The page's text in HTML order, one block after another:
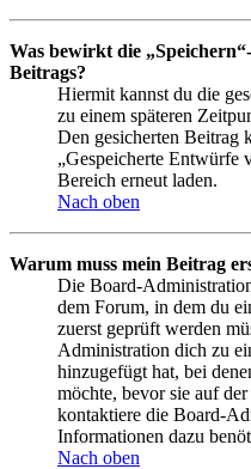
Was bewirkt die
Beitrags?
Hiermit kannst du die
zu einem späteren
Den gesicherten Beitrag
„Gespeicherte Entwürfe
Bereich erneut laden.
Nach oben
Warum muss mein Beitrag
Die Board-
dem Forum, in dem du
zuerst geprüft werden
Administration dich zu
hinzugefügt hat, bei
möchte, bevor sie auf
kontaktiere die Board-
Informationen dazu
Nach oben